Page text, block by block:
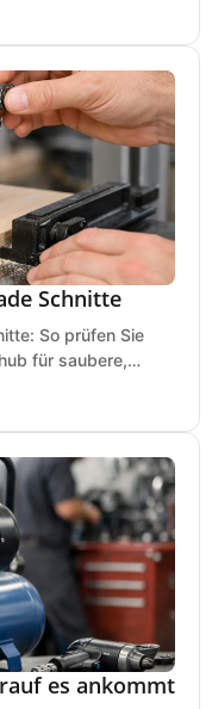
Schnitte
So prüfen Sie
für saubere,
es ankommt